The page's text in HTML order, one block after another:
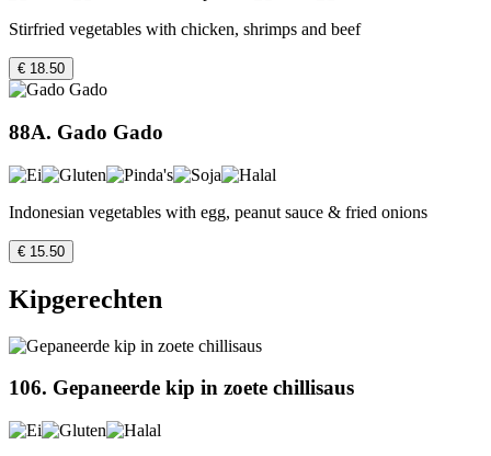
Stirfried vegetables with chicken, shrimps and beef
€ 18.50
88A. Gado Gado
Indonesian vegetables with egg, peanut sauce & fried onions
€ 15.50
Kipgerechten
106. Gepaneerde kip in zoete chillisaus